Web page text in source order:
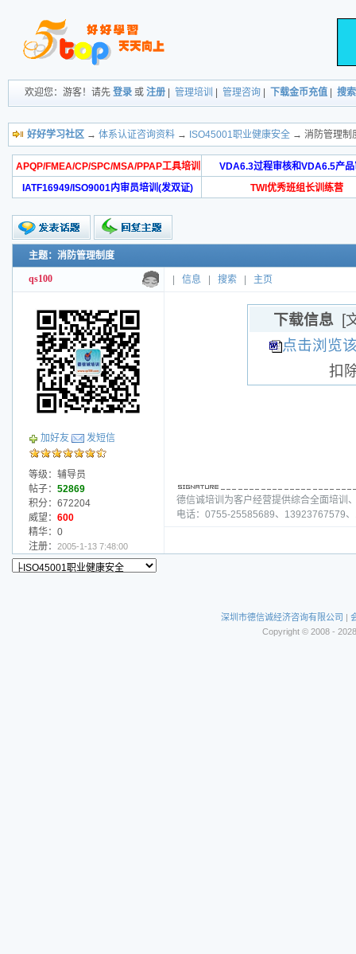
欢迎您：游客！请先 登录 或 注册 管理培训 管理咨询 下载金币充值 搜索
好好学习社区 → 体系认证咨询资料 → ISO45001职业健康安全 → 消防管理制
APQP/FMEA/CP/SPC/MSA/PPAP工具培训
VDA6.3过程审核和VDA6.5产品
IATF16949/ISO9001内审员培训(发双证)
TWI优秀班组长训练营
主题：消防管理制度
qs100 信息 搜索 主页
加好友 发短信
等级：辅导员
帖子： 52869
积分：672204
威望： 600
精华：0
注册： 2005-1-13 7:48:00
下载信息 [
点击浏览
扣
德信诚培训为客户经营提供综合全面培训
电话：0755-25585689、13923767579
深圳市德信诚经济咨询有限公司 |
Copyright © 2008 -